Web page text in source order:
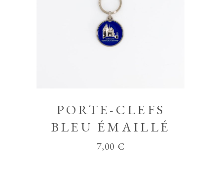
PORTE-CLEFS
BLEU ÉMAILLÉ
7,00€